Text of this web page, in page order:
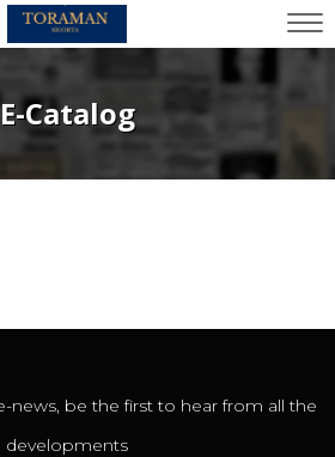
E-Catalog
news, be the first to hear from all the
developments